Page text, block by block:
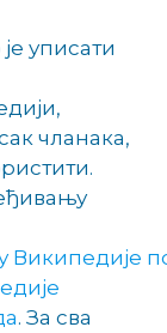
уписати
чланака,
Википедије
. За сва